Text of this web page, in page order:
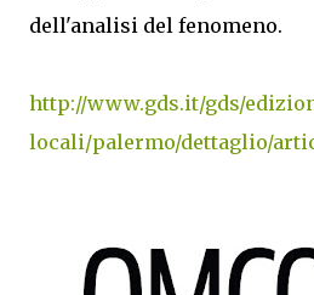
dell'analisi del fenomeno.
http://www.gds.it/gds/
locali/palermo/dettaglio/